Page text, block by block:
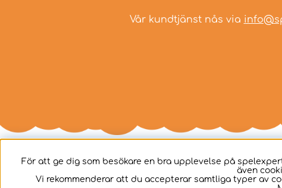
Vår kundtjänst nås via
För att ge dig som besökare en bra upplevelse på
även
Vi rekommenderar att du accepterar samtliga typer av